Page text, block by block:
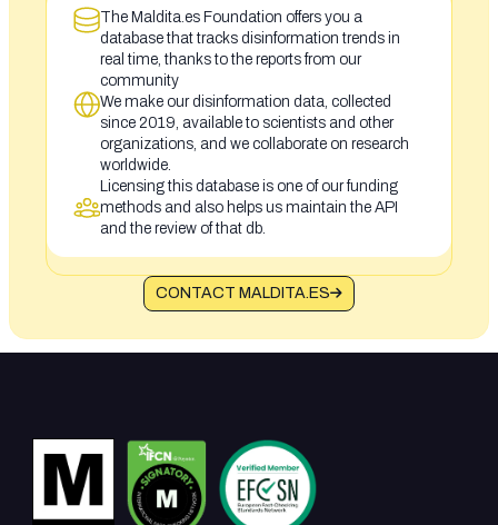
The Maldita.es Foundation offers you a
database that tracks disinformation trends in
real time, thanks to the reports from our
community
We make our disinformation data, collected
since 2019, available to scientists and other
organizations, and we collaborate on research
worldwide.
Licensing this database is one of our funding
methods and also helps us maintain the API
and the review of that db.
CONTACT MALDITA.ES